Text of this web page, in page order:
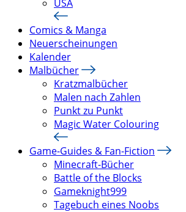
USA
Comics & Manga
Neuerscheinungen
Kalender
Malbücher
Kratzmalbücher
Malen nach Zahlen
Punkt zu Punkt
Magic Water Colouring
Game-Guides & Fan-Fiction
Minecraft-Bücher
Battle of the Blocks
Gameknight999
Tagebuch eines Noobs